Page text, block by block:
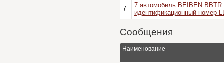
7
7 автомобиль BEIBEN BBTR
идентификационный номер
Сообщения
Наименование